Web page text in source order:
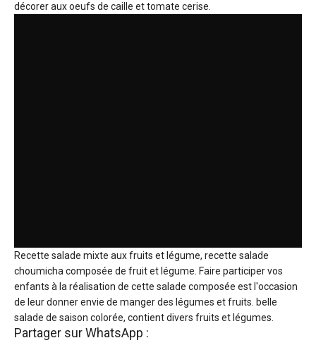
décorer aux oeufs de caille et tomate cerise.
Recette salade mixte aux fruits et légume, recette salade
choumicha composée de fruit et légume. Faire participer vos
enfants à la réalisation de cette salade composée est l'occasion
de leur donner envie de manger des légumes et fruits. belle
salade de saison colorée, contient divers fruits et légumes.
Partager sur WhatsApp :